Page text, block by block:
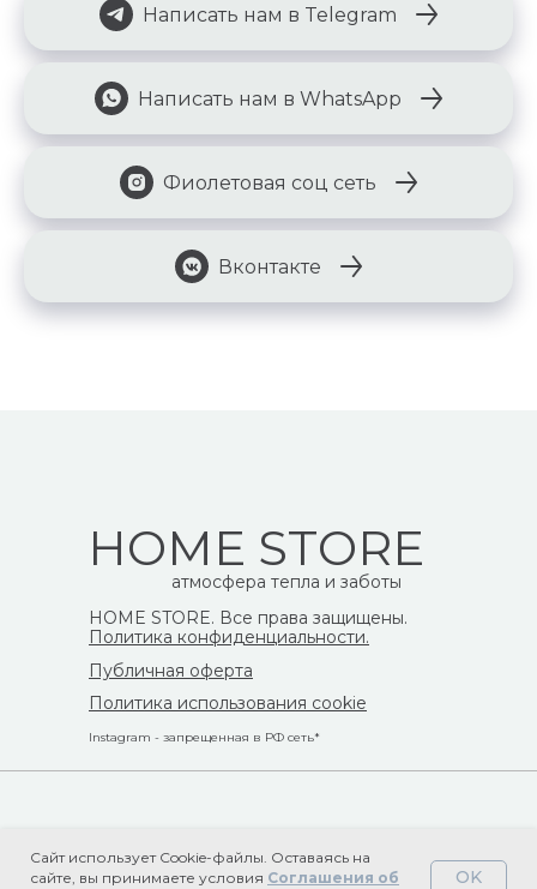
Написать нам в Telegram
Написать нам в WhatsApp
Фиолетовая соц сеть
Вконтакте
Сайт использует Cookie-файлы. Оставаясь на
сайте, вы принимаете условия Соглашения об OK
HOME STORE
Политика использования cookie
Публичная оферта
HOME STORE. Все права защищены.
Политика конфиденциальности.
Instagram - запрещенная в РФ сеть*
атмосфера тепла и заботы
Made on Tilda